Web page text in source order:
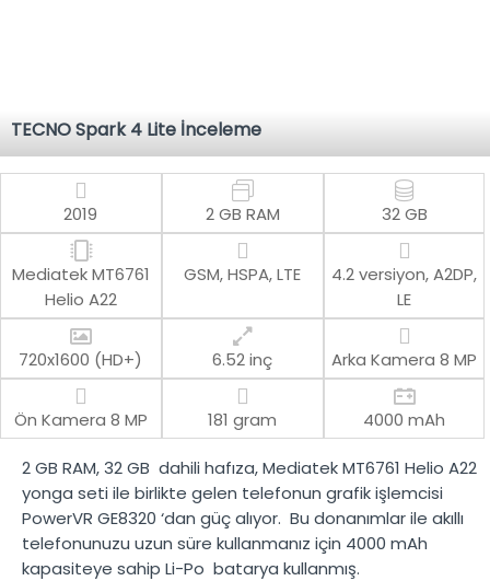
TECNO Spark 4 Lite İnceleme
2019 2 GB RAM 32 GB
Mediatek MT6761
Helio A22
GSM, HSPA, LTE
4.2 versiyon, A2DP,
LE
720x1600 (HD+) 6.52 inç Arka Kamera8 MP
Ön Kamera 8 MP 181 gram 4000 mAh
2 GB RAM,32 GB dahili hafıza,Mediatek MT6761 Helio A22
yonga seti ile birlikte gelen telefonun grafik işlemcisi
PowerVR GE8320 ‘dan güç alıyor. Bu donanımlar ile akıllı
telefonunuzu uzun süre kullanmanız için 4000 mAh
kapasiteye sahip Li-Po batarya kullanmış.